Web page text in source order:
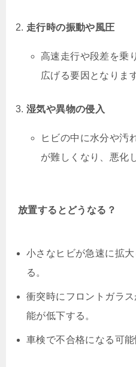
走行時の振動や風圧
高速走行や段差を乗
広げる要因となりま
湿気や異物の侵入
ヒビの中に水分や汚
が難しくなり、悪化
放置するとどうなる？
小さなヒビが急速に拡
る。
衝突時にフロントガラ
能が低下する。
車検で不合格になる可能